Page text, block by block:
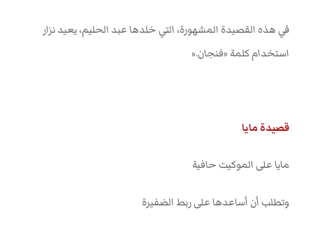
في هذه القصيدة المشهورة، التي خلدها عبد الحليم، يعيد نزار
استخدام كلمة «فنجان».
قصيدة مايا
مايا على الموكيت حافية
وتطلب أن أساعدها على ربط الضفيرة